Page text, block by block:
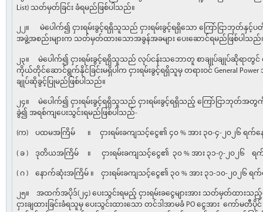
List) သတ်မှတ်ခြင်း ခံရမည်ဖြစ်ပါသည်။
၂၂။ မဲပေါက်၍ ငှားရမ်းခွင့်ရရှိသူသည် ငှားရမ်းခွင့်ရရှိသော ကြော်ငြာဘုတ်နှ
အဖွဲ့အစည်းများက သတ်မှတ်ထားသောအခွန်အခများ ပေးဆောင်ရမည်ဖြစ်ပါသည်
၂၃။ မဲပေါက်၍ ငှားရမ်းခွင့်ရရှိသူသည် လုပ်ငန်းသဘောတူ စာချုပ်ချုပ်ဆိုရာတွင်
ကိုယ်တိုင်ဆောင်ရွက်နိုင်ခြင်းမရှိပါက ငှားရမ်းခွင့်ရရှိသူမှ တရားဝင် General
ချုပ်ဆိုခွင့်ပြုမည်ဖြစ်ပါသည်။
၂၄။ မဲပေါက်၍ ငှားရမ်းခွင့်ရရှိသူသည် ငှားရမ်းခွင့်ရရှိသည့် ကြော်ငြာဘုတ်အတွက်
ခွဲ၍ အရစ်ကျပေးသွင်းရမည်ဖြစ်ပါသည်-
(က) ပထမအကြိမ် ။ ငှားရမ်းခကျသင့်ငွေ၏ ၄၀ % အား ၃၀-၄-၂၀၂၆ ရက်နေ့
( ခ ) ဒုတိယအကြိမ် ။ ငှားရမ်းခကျသင့်ငွေ၏ ၃၀ % အား ၃၁-၇-၂၀၂၆ ရက်
( ဂ ) နောက်ဆုံးအကြိမ် ။ ငှားရမ်းခကျသင့်ငွေ၏ ၃၀ % အား ၃၁-၁၀-၂၀၂၆ ရ
၂၅။ အထက်အပိုဒ်(၂၄) ပေးသွင်းရမည့် ငှားရမ်းခငွေများအား သတ်မှတ်ထား
ငှားချထားခြင်းခံရသူမှ ပေးသွင်းထားသော တင်ဒါအာမခံ PO ငွေအား ကော်မ